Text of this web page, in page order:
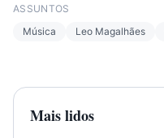
ASSUNTOS
Música
Leo Magalhães
Mais lidos